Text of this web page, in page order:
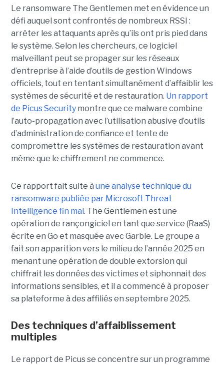
Le ransomware The Gentlemen met en évidence un
défi auquel sont confrontés de nombreux RSSI :
arrêter les attaquants après qu’ils ont pris pied dans
le système. Selon les chercheurs, ce logiciel
malveillant peut se propager sur les réseaux
d’entreprise à l’aide d’outils de gestion Windows
officiels, tout en tentant simultanément d’affaiblir les
systèmes de sécurité et de restauration. Un rapport
de Picus Securitymontre que ce malware combine
l’auto-propagation avec l’utilisation abusive d’outils
d’administration de confiance et tente de
compromettre les systèmes de restauration avant
même que le chiffrement ne commence.
Ce rapport fait suite à une analyse technique du
ransomware publiée par Microsoft Threat
Intelligence fin mai. The Gentlemen est une
opération de rançongiciel en tant que service (RaaS)
écrite en Go et masquée avec Garble. Le groupe a
fait son apparition vers le milieu de l’année 2025 en
menant une opération de double extorsion qui
chiffrait les données des victimes et siphonnait des
informations sensibles, et il a commencé à proposer
sa plateforme à des affiliés en septembre 2025.
Des techniques d’affaiblissement
multiples
Le rapport de Picus se concentre sur un programme